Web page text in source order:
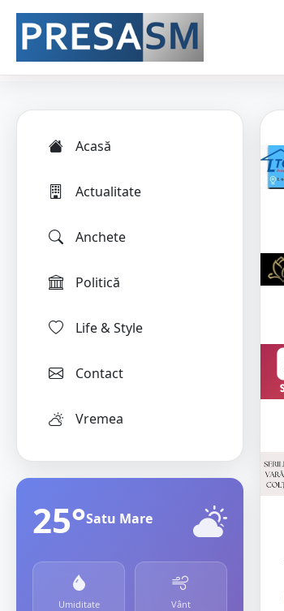
Acasă
Actualitate
Anchete
Politică
Life & Style
Contact
Vremea
25°Satu Mare
Umiditate Vânt